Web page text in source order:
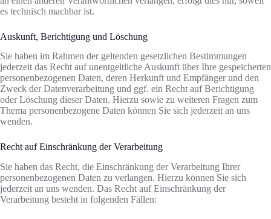
es technisch machbar ist.
Auskunft, Berichtigung und Löschung
Sie haben im Rahmen der geltenden gesetzlichen Bestimmungen
jederzeit das Recht auf unentgeltliche Auskunft über Ihre gespeicherten
personenbezogenen Daten, deren Herkunft und Empfänger und den
Zweck der Datenverarbeitung und ggf. ein Recht auf Berichtigung
oder Löschung dieser Daten. Hierzu sowie zu weiteren Fragen zum
Thema personenbezogene Daten können Sie sich jederzeit an uns
wenden.
Recht auf Einschränkung der Verarbeitung
Sie haben das Recht, die Einschränkung der Verarbeitung Ihrer
personenbezogenen Daten zu verlangen. Hierzu können Sie sich
jederzeit an uns wenden. Das Recht auf Einschränkung der
Verarbeitung besteht in folgenden Fällen: